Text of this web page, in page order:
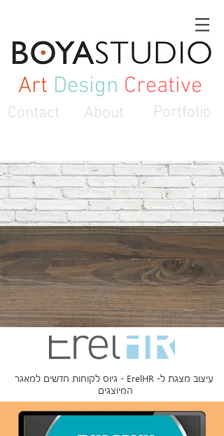
Art Design Creative
Contact About Portfolio
עיצוב מצגת ל- ErelHR - גיוס לקוחות חדשים למאגר
המיוצגים